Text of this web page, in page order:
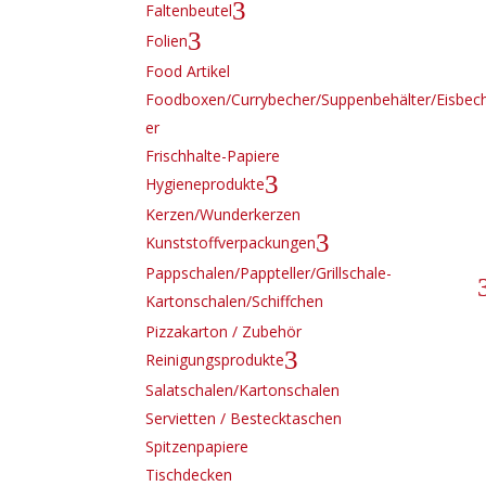
Faltenbeutel3
Folien3
Food Artikel
Foodboxen/Currybecher/Suppenbehälter/
er
Frischhalte-Papiere
Hygieneprodukte3
Kerzen/Wunderkerzen
Kunststoffverpackungen3
Pappschalen/Pappteller/Grillschale-
Kartonschalen/Schiffchen
Pizzakarton / Zubehör
Reinigungsprodukte3
Salatschalen/Kartonschalen
Servietten / Bestecktaschen
Spitzenpapiere
Tischdecken